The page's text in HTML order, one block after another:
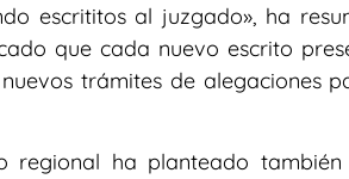
escrititos al juzgado», ha
que cada nuevo escrito
trámites de alegaciones
regional ha planteado